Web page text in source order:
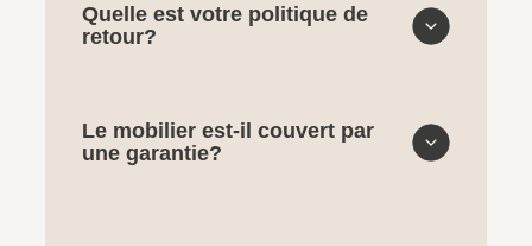
Quelle est votre politique de
retour?
Le mobilier est-il couvert par
une garantie?